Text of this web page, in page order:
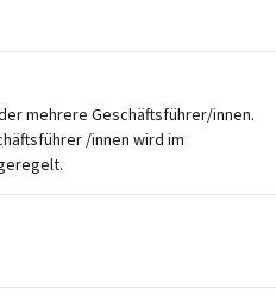
mehrere Geschäftsführer/innen.
/innen wird im